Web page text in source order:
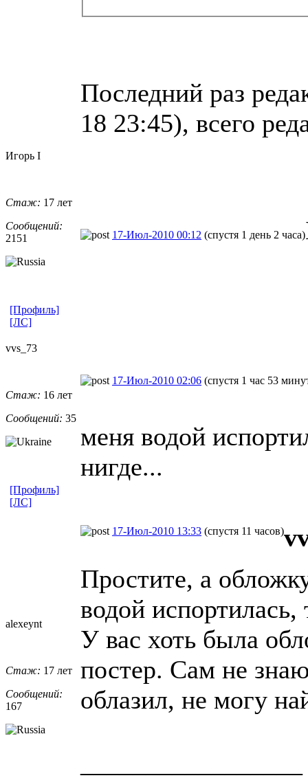
Последний раз
18 23:45), всего
Игорь I
Стаж: 17 лет
Сообщений:
2151
17-Июл-2010 00:12 (спустя 1 день 2 часа)
[Профиль]
[ЛС]
vvs_73
Стаж: 16 лет
Сообщений: 35
17-Июл-2010 02:06 (спустя 1 час 53
меня водой
нигде...
[Профиль]
[ЛС]
alexeynt
Стаж: 17 лет
Сообщений:
167
17-Июл-2010 13:33 (спустя 11 часов)
Простите, а
водой
У вас хоть была
постер. Сам не
облазил, не могу